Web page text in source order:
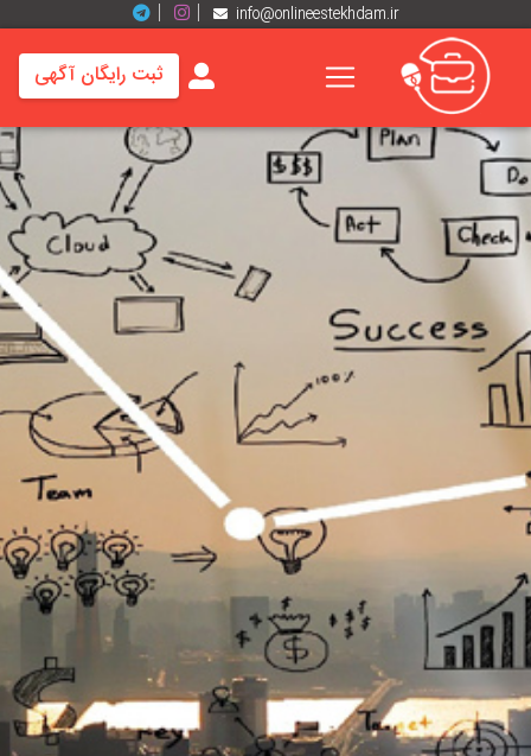
info@onlineestekhdam.ir
خانه
فرصت
های
شغلی
برند
رزومه
ها
اخبار
مشاغل
تماس
با
ما
درباره
ما
ثبت رایگان آگهی